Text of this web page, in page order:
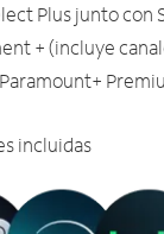
Plus junto con
+ (incluye
incluidas